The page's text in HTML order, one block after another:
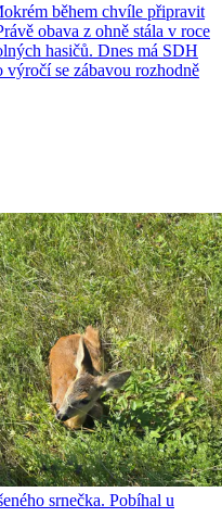
během chvíle připravit
obava z ohně stála v roce
hasičů. Dnes má SDH
výročí se zábavou rozhodně
srnečka. Pobíhal u